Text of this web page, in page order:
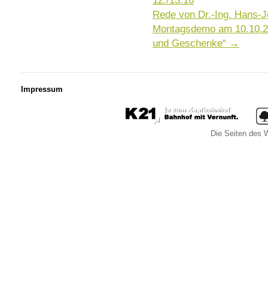
Rede von Dr.-Ing. Hans-
Montagsdemo am
und Geschenke“ →
Impressum
Die Seiten des